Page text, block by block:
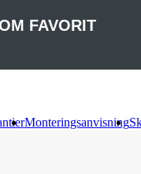
FAVORIT
Monteringsanvisning